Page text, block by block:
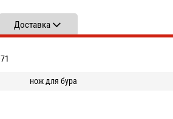
нож для бура
Доставка